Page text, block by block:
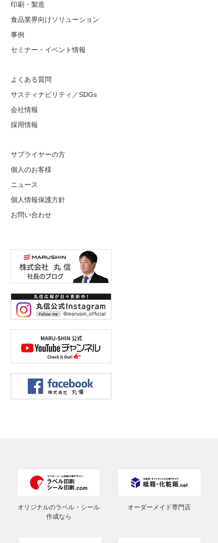
印刷・製造
食品業界向けソリューション
事例
セミナー・イベント情報
よくある質問
サスティナビリティ／SDGs
会社情報
採用情報
サプライヤーの方
個人のお客様
ニュース
個人情報保護方針
お問い合わせ
オリジナルのラベル・シール
作成なら
オーダーメイド専門店